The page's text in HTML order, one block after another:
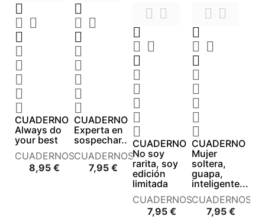

 






CUADERNO
Always do
your best
CUADERNOS
8,95 €Precio

 






CUADERNO
Experta en
sospechar..
CUADERNOS
7,95 €Precio
 

 






CUADERNO
No soy
rarita, soy
edición
limitada
CUADERNOS
7,95 €
 

 






CUADERNO
Mujer
soltera,
guapa,
inteligente...
CUADERNOS
7,95 €Precio